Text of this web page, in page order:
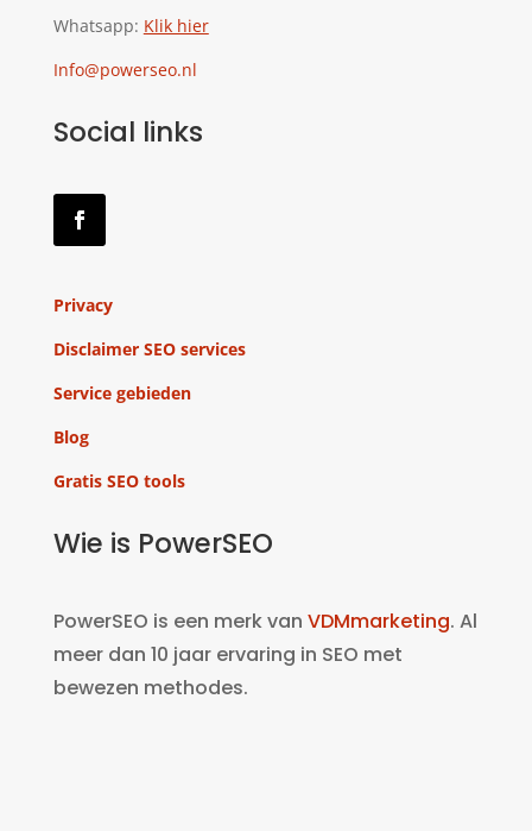
Whatsapp: Klik hier
Info@powerseo.nl
Social links
Privacy
Disclaimer SEO services
Service gebieden
Blog
Gratis SEO tools
Wie is PowerSEO
PowerSEO is een merk van VDMmarketing. Al
meer dan 10 jaar ervaring in SEO met
bewezen methodes.